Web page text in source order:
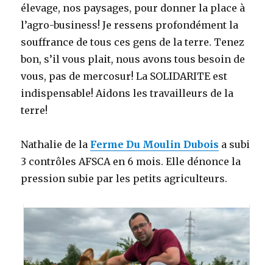
élevage, nos paysages, pour donner la place à
l’agro-business! Je ressens profondément la
souffrance de tous ces gens de la terre. Tenez
bon, s’il vous plait, nous avons tous besoin de
vous, pas de mercosur! La SOLIDARITE est
indispensable! Aidons les travailleurs de la
terre!
Nathalie de la Ferme Du Moulin Dubois a subi
3 contrôles AFSCA en 6 mois. Elle dénonce la
pression subie par les petits agriculteurs.